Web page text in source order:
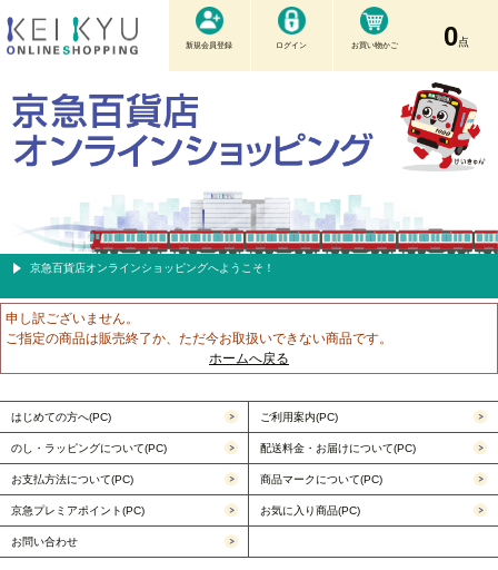
新規会員登録 ログイン お買い物かご 0点
京急百貨店オンラインショッピングへようこそ！
申し訳ございません。
ご指定の商品は販売終了か、ただ今お取扱いできない商品です。
ホームへ戻る
はじめての方へ(PC) ご利用案内(PC)
のし・ラッピングについて(PC) 配送料金・お届けについて(PC)
お支払方法について(PC) 商品マークについて(PC)
京急プレミアポイント(PC) お気に入り商品(PC)
お問い合わせ